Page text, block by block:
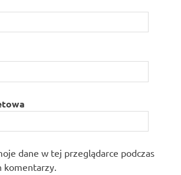
dane w tej przeglądarce podczas
komentarzy.